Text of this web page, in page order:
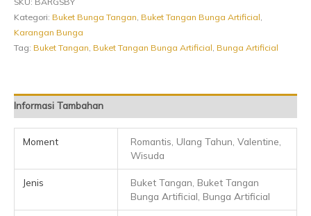
Kategori: Buket Bunga Tangan Buket Tangan Bunga Artificial
Karangan Bunga
Tag: Buket Tangan Buket Tangan Bunga Artificial Bunga Artificial
Informasi Tambahan
Moment
Romantis, Ulang Tahun, Valentine,
Wisuda
Jenis
Buket Tangan, Buket Tangan
Bunga Artificial, Bunga Artificial